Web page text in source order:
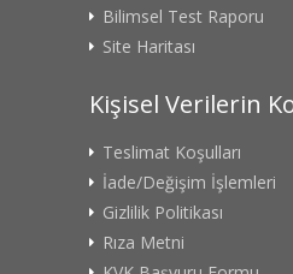
Bilimsel Test Raporu
Site Haritası
Kişisel Verilerin
Teslimat Koşulları
İade/Değişim İşlemleri
Gizlilik Politikası
Rıza Metni